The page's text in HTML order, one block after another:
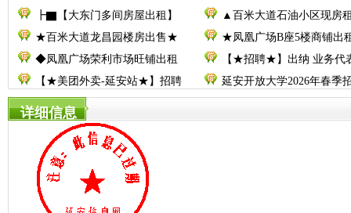
┣▇【大东门多间房屋出租】
▲百米大道石油小区现房
★百米大道龙昌园楼房出售★
★凤凰广场B座5楼商铺出
◆凤凰广场荣利市场旺铺出租
【★招聘★】出纳 业务代
【★美团外卖-延安站★】招聘
延安开放大学2026年春季
详细信息